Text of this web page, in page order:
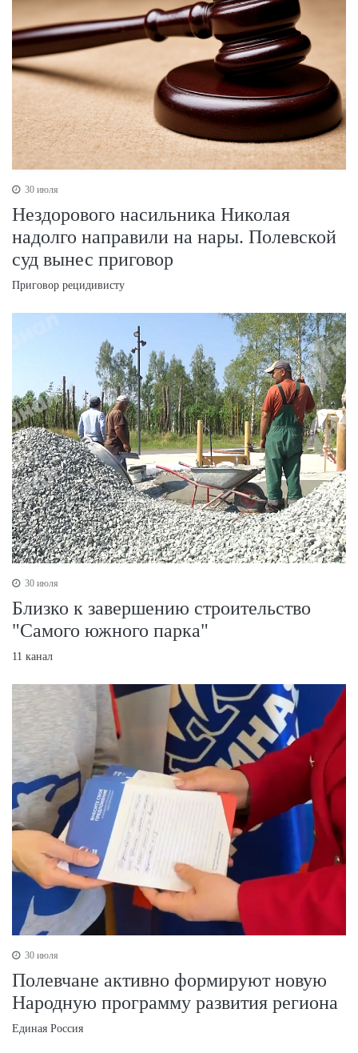
30 июля
Нездорового насильника Николая
надолго направили на нары. Полевской
суд вынес приговор
Приговор рецидивисту
30 июля
Близко к завершению строительство
"Самого южного парка"
11 канал
30 июля
Полевчане активно формируют новую
Народную программу развития региона
Единая Россия